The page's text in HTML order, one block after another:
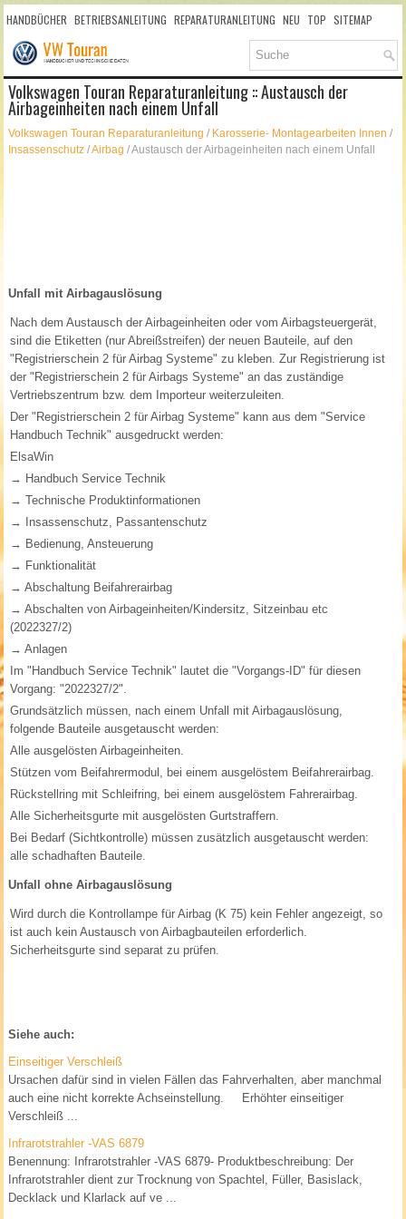
HANDBÜCHER BETRIEBSANLEITUNG REPARATURANLEITUNG NEU TOP SITEMAP
SUCHLAUF
Volkswagen Touran Reparaturanleitung :: Austausch der
Airbageinheiten nach einem Unfall
Volkswagen Touran Reparaturanleitung / Karosserie- Montagearbeiten Innen /
Insassenschutz /Airbag / Austausch der Airbageinheiten nach einem Unfall
Unfall mit Airbagauslösung
Nach dem Austausch der Airbageinheiten oder vom Airbagsteuergerät,
sind die Etiketten (nur Abreißstreifen) der neuen Bauteile, auf den
"Registrierschein 2 für Airbag Systeme" zu kleben. Zur Registrierung ist
der "Registrierschein 2 für Airbags Systeme" an das zuständige
Vertriebszentrum bzw. dem Importeur weiterzuleiten.
Der "Registrierschein 2 für Airbag Systeme" kann aus dem "Service
Handbuch Technik" ausgedruckt werden:
ElsaWin
→ Handbuch Service Technik
→ Technische Produktinformationen
→ Insassenschutz, Passantenschutz
→ Bedienung, Ansteuerung
→ Funktionalität
→ Abschaltung Beifahrerairbag
→ Abschalten von Airbageinheiten/Kindersitz, Sitzeinbau etc
(2022327/2)
→ Anlagen
Im "Handbuch Service Technik" lautet die "Vorgangs-ID" für diesen
Vorgang: "2022327/2".
Grundsätzlich müssen, nach einem Unfall mit Airbagauslösung,
folgende Bauteile ausgetauscht werden:
Alle ausgelösten Airbageinheiten.
Stützen vom Beifahrermodul, bei einem ausgelöstem Beifahrerairbag.
Rückstellring mit Schleifring, bei einem ausgelöstem Fahrerairbag.
Alle Sicherheitsgurte mit ausgelösten Gurtstraffern.
Bei Bedarf (Sichtkontrolle) müssen zusätzlich ausgetauscht werden:
alle schadhaften Bauteile.
Unfall ohne Airbagauslösung
Wird durch die Kontrollampe für Airbag (K 75) kein Fehler angezeigt, so
ist auch kein Austausch von Airbagbauteilen erforderlich.
Sicherheitsgurte sind separat zu prüfen.
Siehe auch:
Einseitiger Verschleiß
Ursachen dafür sind in vielen Fällen das Fahrverhalten, aber manchmal
auch eine nicht korrekte Achseinstellung. Erhöhter einseitiger
Verschleiß ...
Infrarotstrahler -VAS 6879
Benennung: Infrarotstrahler -VAS 6879- Produktbeschreibung: Der
Infrarotstrahler dient zur Trocknung von Spachtel, Füller, Basislack,
Decklack und Klarlack auf ve ...